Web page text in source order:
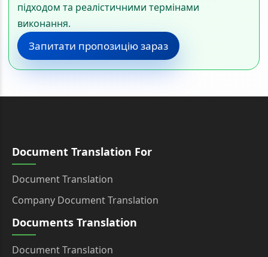
підходом та реалістичними термінами
виконання.
Запитати пропозицію зараз
Document Translation For
Document Translation
Company Document Translation
Documents Translation
Document Translation